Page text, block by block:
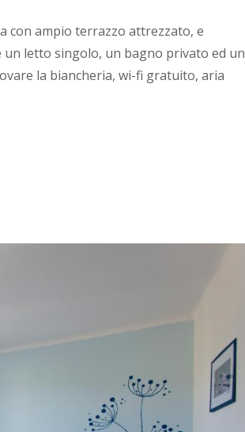
con ampio terrazzo attrezzato, e
letto singolo, un bagno privato ed un
la biancheria, wi-fi gratuito, aria